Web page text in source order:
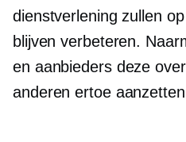
dienstverlening zullen
blijven verbeteren.
en aanbieders deze
anderen ertoe